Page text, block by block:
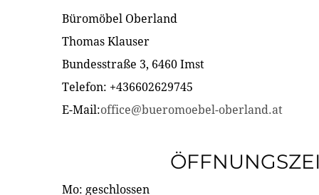
Büromöbel Oberland
Thomas Klauser
Bundesstraße 3, 6460 Imst
Telefon: +436602629745
E-Mail:office@bueromoebel-oberland.at
Mo: geschlossen